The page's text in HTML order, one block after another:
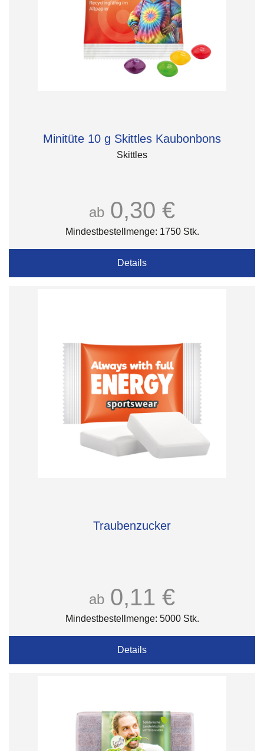
Minitüte 10 g Skittles Kaubonbons
Skittles
ab 0,30 €
Mindestbestellmenge: 1750 Stk.
Details
Traubenzucker
ab 0,11 €
Mindestbestellmenge: 5000 Stk.
Details